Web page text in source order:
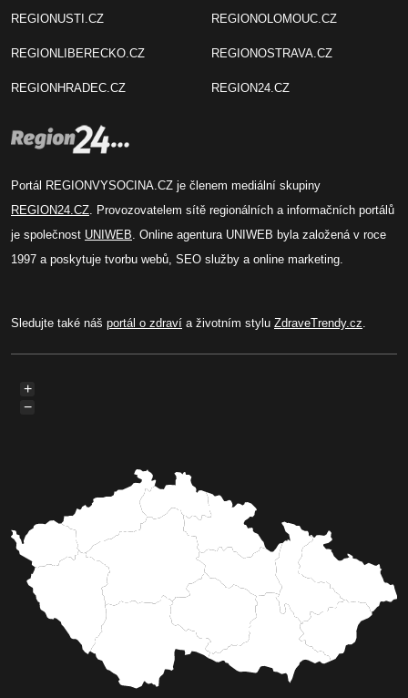
REGIONUSTI.CZ
REGIONLIBERECKO.CZ
REGIONHRADEC.CZ
REGIONOLOMOUC.CZ
REGIONOSTRAVA.CZ
REGION24.CZ
Portál REGIONVYSOCINA.CZ je členem mediální skupiny
REGION24.CZ . Provozovatelem sítě regionálních a informačních portálů
je společnost UNIWEB . Online agentura UNIWEB byla založená v roce
1997 a poskytuje tvorbu webů, SEO služby a online marketing.
Sledujte také náš portál o zdraví a životním stylu ZdraveTrendy.cz
+
−